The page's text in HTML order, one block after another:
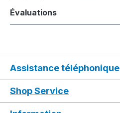
Évaluations
Assistance téléphonique
Shop Service